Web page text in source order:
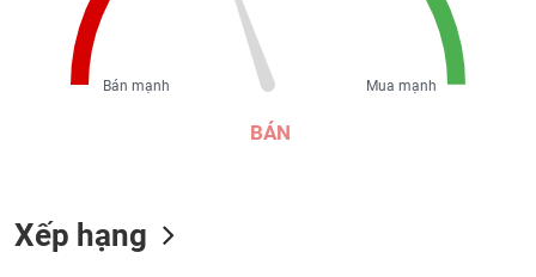
BÁN
Mua mạnh
Bán mạnh
Xếp hạng
TIÊU
DÙNG